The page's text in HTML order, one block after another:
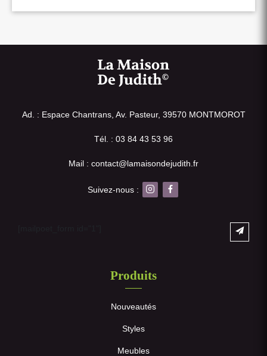
Ad. : Espace Chantrans, Av. Pasteur, 39570 MONTMOROT
Tél. : 03 84 43 53 96
Mail : contact@lamaisondejudith.fr
Suivez-nous :
Produits
Nouveautés
Styles
Meubles